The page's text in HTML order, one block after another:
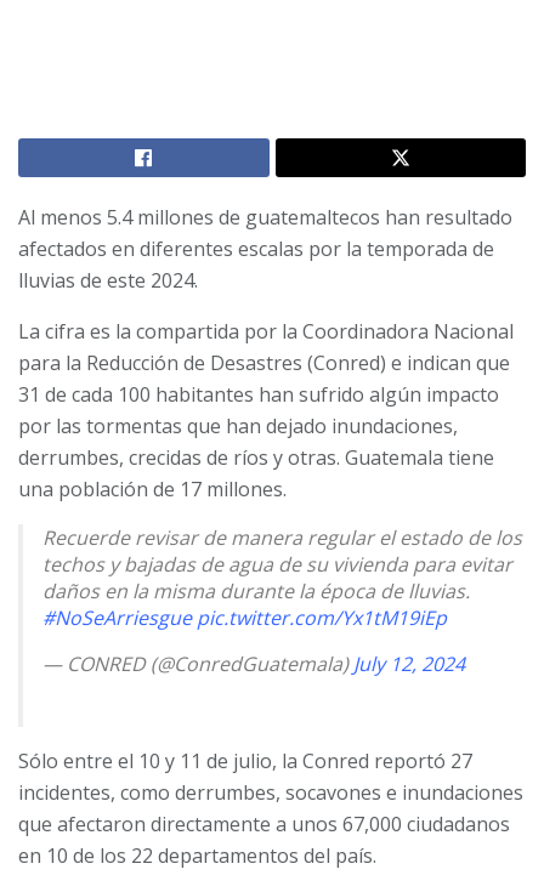
Al menos 5.4 millones de guatemaltecos han resultado
afectados en diferentes escalas por la temporada de
lluvias de este 2024.
La cifra es la compartida por la Coordinadora Nacional
para la Reducción de Desastres (Conred) e indican que
31 de cada 100 habitantes han sufrido algún impacto
por las tormentas que han dejado inundaciones,
derrumbes, crecidas de ríos y otras. Guatemala tiene
una población de 17 millones.
Recuerde revisar de manera regular el estado de los
techos y bajadas de agua de su vivienda para evitar
daños en la misma durante la época de lluvias.
#NoSeArriesgue pic.twitter.com/Yx1tM19iEp
— CONRED (@ConredGuatemala)July 12, 2024
Sólo entre el 10 y 11 de julio, la Conred reportó 27
incidentes, como derrumbes, socavones e inundaciones
que afectaron directamente a unos 67,000 ciudadanos
en 10 de los 22 departamentos del país.